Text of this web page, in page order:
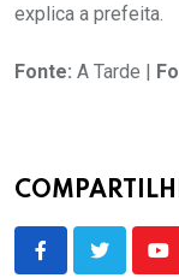
explica a prefeita.
Fonte: A Tarde |